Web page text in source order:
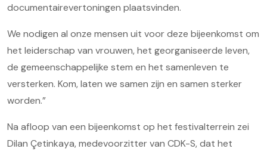
documentairevertoningen plaatsvinden.
We nodigen al onze mensen uit voor deze bijeenkomst om
het leiderschap van vrouwen, het georganiseerde leven,
de gemeenschappelijke stem en het samenleven te
versterken. Kom, laten we samen zijn en samen sterker
worden.”
Na afloop van een bijeenkomst op het festivalterrein zei
Dilan Çetinkaya, medevoorzitter van CDK-S, dat het